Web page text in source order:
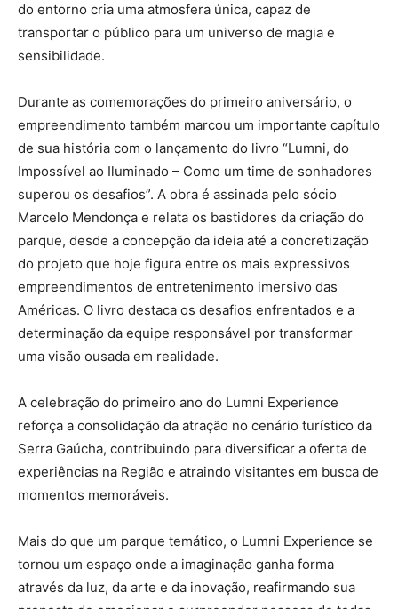
do entorno cria uma atmosfera única, capaz de
transportar o público para um universo de magia e
sensibilidade.
Durante as comemorações do primeiro aniversário, o
empreendimento também marcou um importante capítulo
de sua história com o lançamento do livro “Lumni, do
Impossível ao Iluminado – Como um time de sonhadores
superou os desafios”. A obra é assinada pelo sócio
Marcelo Mendonça e relata os bastidores da criação do
parque, desde a concepção da ideia até a concretização
do projeto que hoje figura entre os mais expressivos
empreendimentos de entretenimento imersivo das
Américas. O livro destaca os desafios enfrentados e a
determinação da equipe responsável por transformar
uma visão ousada em realidade.
A celebração do primeiro ano do Lumni Experience
reforça a consolidação da atração no cenário turístico da
Serra Gaúcha, contribuindo para diversificar a oferta de
experiências na Região e atraindo visitantes em busca de
momentos memoráveis.
Mais do que um parque temático, o Lumni Experience se
tornou um espaço onde a imaginação ganha forma
através da luz, da arte e da inovação, reafirmando sua